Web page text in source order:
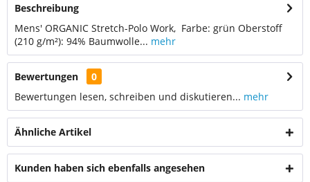
Beschreibung
Mens' ORGANIC Stretch-Polo Work, Farbe: grün Oberstoff
(210 g/m²): 94% Baumwolle... mehr
Bewertungen
0
Bewertungen lesen, schreiben und diskutieren... mehr
Ähnliche Artikel
Kunden haben sich ebenfalls angesehen